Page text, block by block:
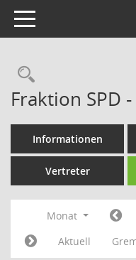
Toggle navigation
Fraktion SPD
Informationen
Vertreter
Monat
Aktuell